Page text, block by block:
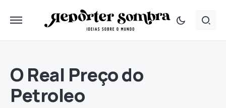
O Real Preço do
Petroleo